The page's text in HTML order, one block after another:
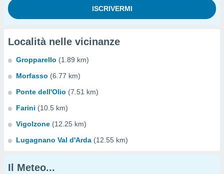
Località nelle vicinanze
Gropparello (1.89 km)
Morfasso (6.77 km)
Ponte dell'Olio (7.51 km)
Farini (10.5 km)
Vigolzone (12.25 km)
Lugagnano Val d'Arda (12.55 km)
Il Meteo...